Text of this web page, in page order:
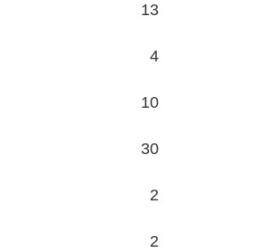
13
4
10
30
2
2